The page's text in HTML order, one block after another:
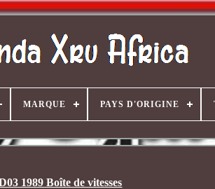
MARQUE PAYS D'ORIGINE
1989 Boîte de vitesses